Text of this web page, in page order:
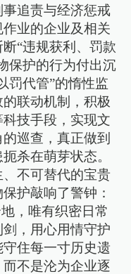
追责与经济惩戒
业的企业及相关
“违规获利、罚款
保护的行为付出沉
罚代管”的惰性监
联动机制，积极
技手段，实现文
巡查，真正做到
杀在萌芽状态。
不可替代的宝贵
护敲响了警钟：
，唯有织密日常
，用心用情守护
住每一寸历史遗
不是沦为企业逐